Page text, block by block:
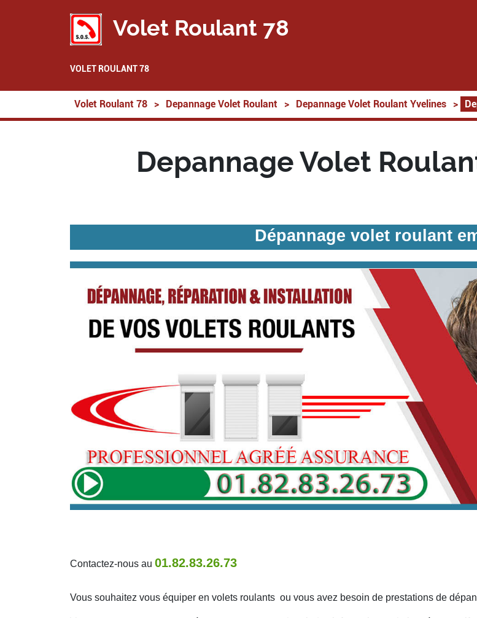
Volet Roulant 78
VOLET ROULANT 78
Volet Roulant 78 > Depannage Volet Roulant > Depannage Volet Roulant Yvelines >
Depannage Volet
Dépannage volet roulant
Contactez-nous au 01.82.83.26.73
Vous souhaitez vous équiper en volets roulants ou vous avez besoin de prestations de